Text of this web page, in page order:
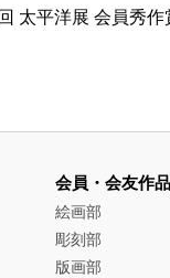
太平洋展 会員秀作
会員・会友作品
絵画部
彫刻部
版画部